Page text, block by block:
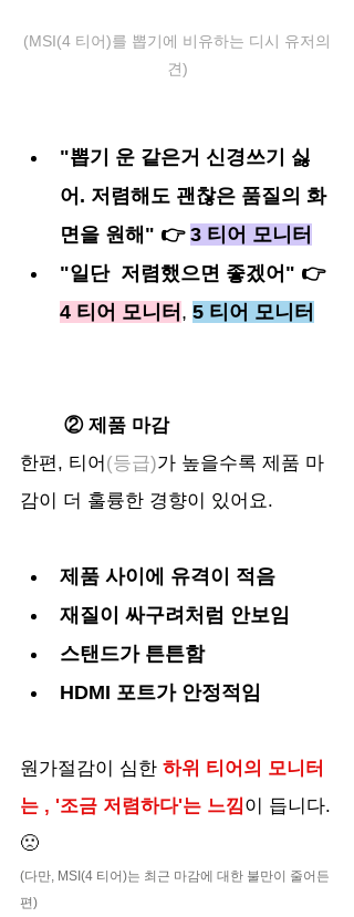
(MSI(4 티어)를 뽑기에 비유하는 디시 유저의
견)
"뽑기 운 같은거 신경쓰기 싫
어. 저렴해도 괜찮은 품질의 화
면을 원해" 👉 3 티어 모니터
"일단  저렴했으면 좋겠어" 👉
4 티어 모니터 , 5 티어 모니터
	② 제품 마감
한편, 티어 (등급)가 높을수록 제품 마
감이 더 훌륭한 경향이 있어요.
제품 사이에 유격이 적음
재질이 싸구려처럼 안보임
스탠드가 튼튼함
HDMI 포트가 안정적임
원가절감이 심한 하위 티어의 모니터
는 , '조금 저렴하다'는 느낌이 듭니다.
🙁
(다만, MSI(4 티어)는 최근 마감에 대한 불만이 줄어든
편)